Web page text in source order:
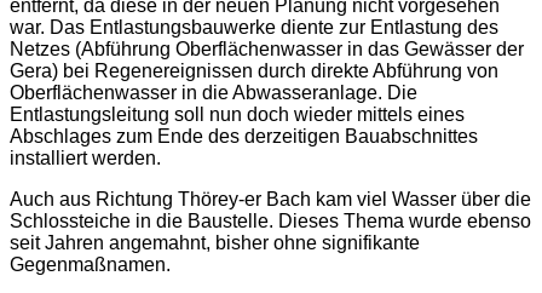
entfernt, da diese in der neuen Planung nicht vorgesehen
war. Das Entlastungsbauwerke diente zur Entlastung des
Netzes (Abführung Oberflächenwasser in das Gewässer der
Gera) bei Regenereignissen durch direkte Abführung von
Oberflächenwasser in die Abwasseranlage. Die
Entlastungsleitung soll nun doch wieder mittels eines
Abschlages zum Ende des derzeitigen Bauabschnittes
installiert werden.
Auch aus Richtung Thörey-er Bach kam viel Wasser über die
Schlossteiche in die Baustelle. Dieses Thema wurde ebenso
seit Jahren angemahnt, bisher ohne signifikante
Gegenmaßnamen.